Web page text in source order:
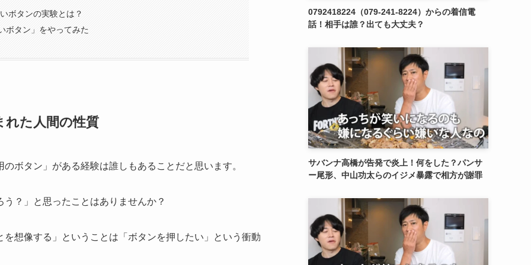
ボタンの実験とは？
ボタン」をやってみた
れた人間の性質
ボタン」がある経験は誰しもあることだと思います。
？」と思ったことはありませんか？
想像する」ということは「ボタンを押したい」という衝動
0792418224（079-241-8224）からの着信電
話！相手は誰？出ても大丈夫？
サバンナ高橋が告発で炎上！何をした？パンサ
ー尾形、中山功太らのイジメ暴露で相方が謝罪